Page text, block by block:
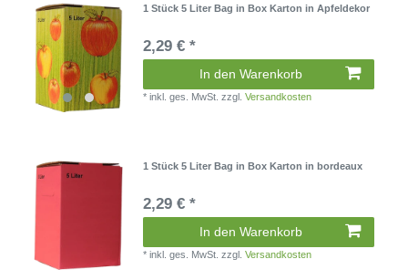
1 Stück 5 Liter Bag in Box Karton in Apfeldekor
2,29 € *
In den Warenkorb
*inkl. ges. MwSt. zzgl.Versandkosten
1 Stück 5 Liter Bag in Box Karton in bordeaux
2,29 € *
In den Warenkorb
*inkl. ges. MwSt. zzgl.Versandkosten